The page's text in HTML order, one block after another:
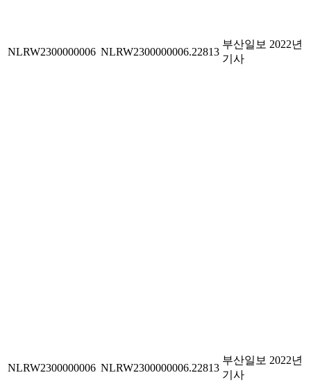
NLRW2300000006 NLRW2300000006.22813
부산일보 2022년
기사
NLRW2300000006 NLRW2300000006.22813
부산일보 2022년
기사